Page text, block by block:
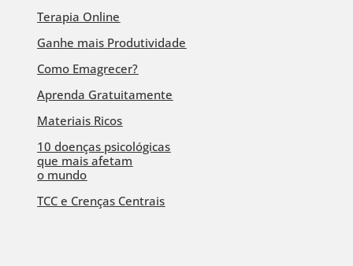
Terapia Online
Ganhe mais Produtividade
Como Emagrecer?
Aprenda Gratuitamente
Materiais Ricos
10 doenças psicológicas
que mais afetam
o mundo
TCC e Crenças Centrais